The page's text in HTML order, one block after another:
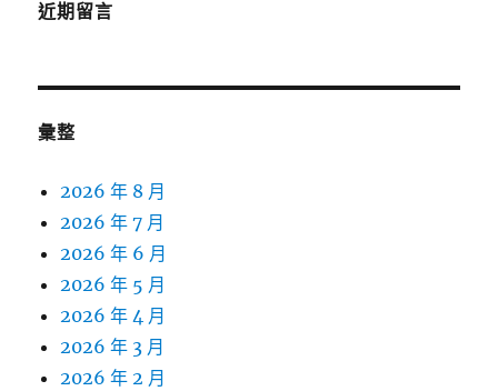
近期留言
彙整
2026 年 8 月
2026 年 7 月
2026 年 6 月
2026 年 5 月
2026 年 4 月
2026 年 3 月
2026 年 2 月